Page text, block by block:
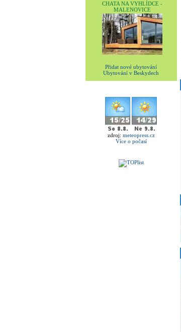
CHATA NA VYHLÍDCE -
MALENOVICE
Přidat nové ubytování
Ubytování v Beskydech
zdroj: meteopress.cz
Více o počasí